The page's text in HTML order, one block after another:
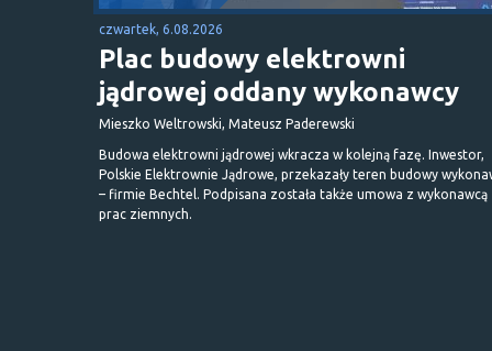
czwartek, 6.08.2026
Plac budowy elektrowni
jądrowej oddany wykonawcy
Mieszko Weltrowski, Mateusz Paderewski
Budowa elektrowni jądrowej wkracza w kolejną fazę. Inwestor,
Polskie Elektrownie Jądrowe, przekazały teren budowy
– firmie Bechtel. Podpisana została także umowa z wykonawcą
prac ziemnych.